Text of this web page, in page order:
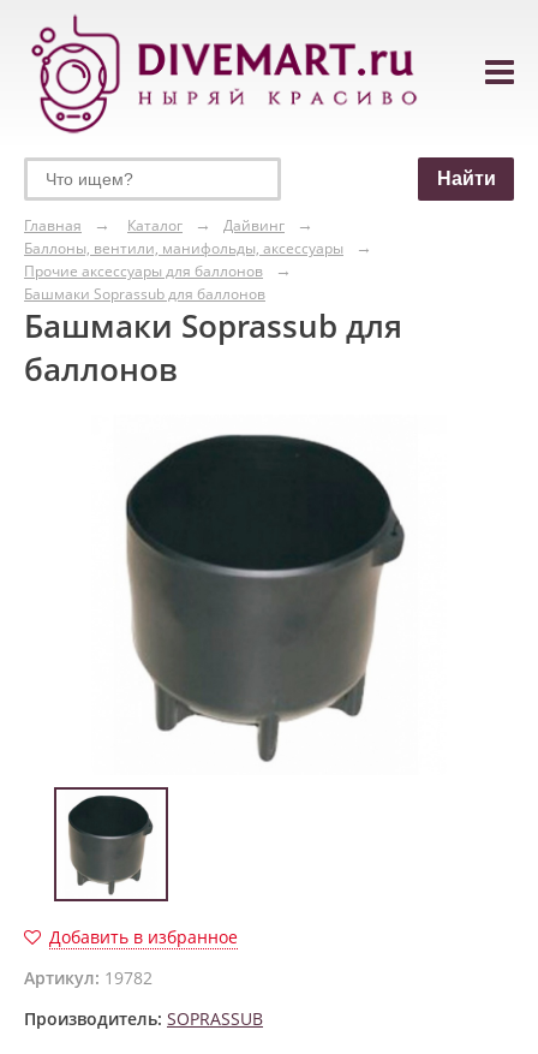
Главная Каталог
Дайвинг
Баллоны, вентили, манифольды, аксессуары
Прочие аксессуары для баллонов
Башмаки Soprassub для баллонов
Башмаки Soprassub для
баллонов
Добавить в избранное
Артикул: 19782
Производитель: SOPRASSUB